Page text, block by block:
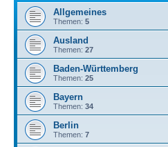
Allgemeines
Themen: 5
Ausland
Themen: 27
Baden-Württemberg
Themen: 25
Bayern
Themen: 34
Berlin
Themen: 7